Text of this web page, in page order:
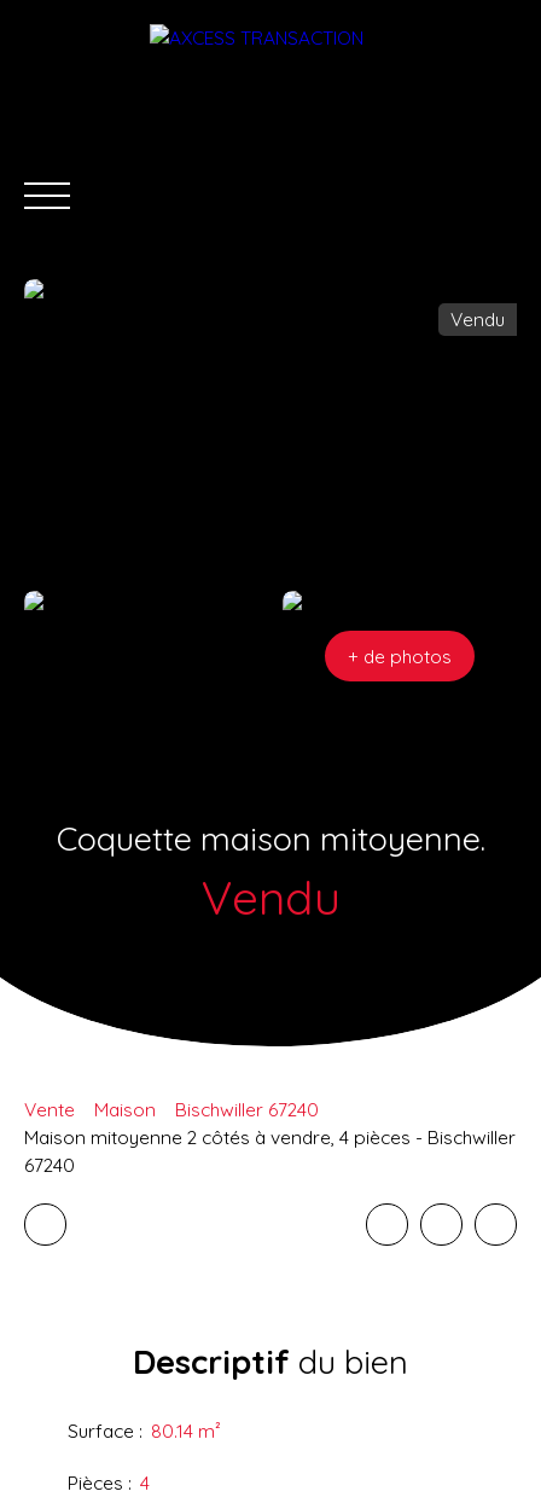
Vendu
+ de photos
Coquette maison mitoyenne.
Vendu
Vente Maison
Bischwiller 67240
Maison mitoyenne 2 côtés à vendre, 4 pièces - Bischwiller
67240
Descriptif du bien
Surface : 80.14 m²
Pièces : 4